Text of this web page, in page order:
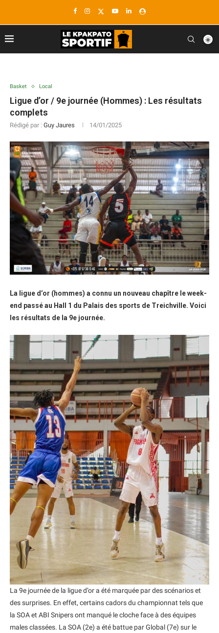
Basket Local
Ligue d’or / 9e journée (Hommes) : Les résultats
complets
Rédigé par : Guy Jaures 14/01/2025
La ligue d’or (hommes) a connu un nouveau chapître le week-
end passé au Hall 1 du Palais des sports de Treichville. Voici
les résultats de la 9e journée.
La 9e journée de la ligue d’or a été marquée par des scénarios et
des surprises. En effet, certains cadors du championnat tels que
la SOA et ABI Snipers ont manqué le cloche face à des équipes
males classées. La SOA (2e) a été battue par Global (7e) sur le